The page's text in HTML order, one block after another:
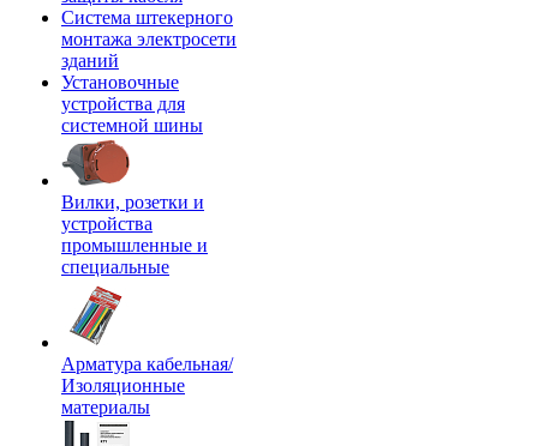
Система штекерного
монтажа электросети
зданий
Установочные
устройства для
системной шины
Вилки, розетки и
устройства
промышленные и
специальные
Арматура кабельная/
Изоляционные
материалы